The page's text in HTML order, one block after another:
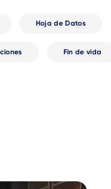
Hoja de Datos
Fin de vida